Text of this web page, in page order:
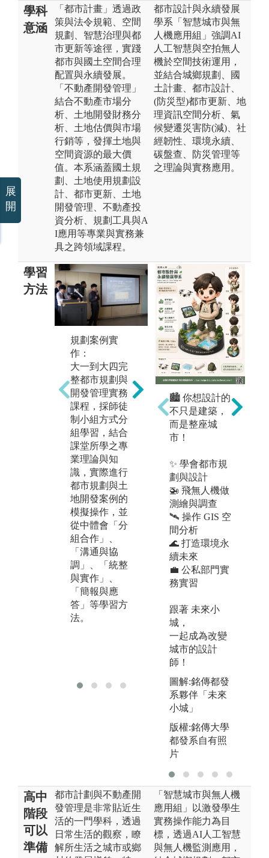
學科
意涵
「都市計畫」透過政
策與法令規範、空間
規劃、智慧治理與都
市更新等途徑，實踐
都市與國土空間合理
配置與永續發展。
「不動產開發管理」
結合不動產市場分
析、土地開發財務分
析、土地估價與市場
行銷等，發揮土地與
空間資源的最大價
值。本系涵蓋國土規
劃、土地使用規劃設
計、都市更新、土地
開發管理、不動產投
資分析、規劃工具與A
I應用等專業與實務兼
具之跨領域課程。
都市設計與永續發展
學系「智慧城市與無
人機應用組」強調AI
人工智慧與空拍無人
機於空間技術運用，
並結合城鄉規劃、國
土計畫、都市設計、
(防災型)都市更新、地
理資訊空間分析、氣
候變遷災害防(減)、社
經韌性、環境永續、
碳盤查、防災管理等
之理論與實務應用。
學習
方法
規劃案例實
作：
大一到大四完
整都市規劃與
開發管理實務
課程，採師徒
制小組方式分
組學習，結合
課堂所學之專
業理論與知
識，實際進行
都市規劃與土
地開發案例的
模擬操作，並
從中體會「分
組合作」、
「溝通與協
調」、「統整
與實作」、
「簡報與應
答」等學習方
法。
資訊軟體操
作：
都市規劃與設
計過程中需借
重相關資訊軟
體的輔助，例
如地理資訊系
統（GIS）、
oCAD、Sketch
up等）、虛擬
實境（VR）、
AI、影像拍攝
與編輯等，透
過「軟體操
作」、「創新
模擬」、「案
例呈現」等學
習方法，將數
位技能有效應
用於都市規劃
與設計實務。
🏙️ 你想設計的
不只是建築，
而是整座城
市！
✨ 學會都市規
劃與設計
🚁 飛無人機做
測繪與調查
🛰️ 操作 GIS 空
間分析
🌊 打造環境永
續未來
💼 公私部門實
務實習
跟著 未來小
城，
一起成為改變
城市的設計
師！
圖解:銘傳都發
系夥伴「未來
小城」
版權:銘傳大學
都發系自有照
片
高中
階段
可以
準備
都市計劃與不動產開
發管理是非常貼近生
活的一門學科，透過
日常生活的觀察，瞭
解所生活之城市或鄉
「智慧城市與無人機
應用組」以激發學生
實務操作能力為目
標，透過AI人工智慧
與無人機監測應用，
展
開